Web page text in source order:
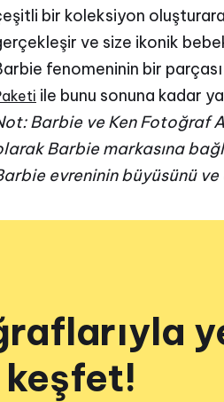
bir koleksiyon
ve size ikonik
fenomeninin bir
ile bunu sonuna kadar
Barbie ve Ken Fotoğraf
Barbie markasına
evreninin büyüsünü